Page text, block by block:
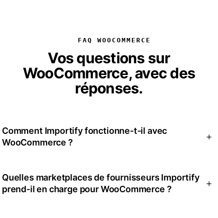
FAQ WOOCOMMERCE
Vos questions sur
WooCommerce, avec des
réponses.
Comment Importify fonctionne-t-il avec
WooCommerce ?
connectez votre compte, puis utilisez l'extension de
navigateur sur les sites fournisseurs pris en charge.
Quelles marketplaces de fournisseurs Importify
prend-il en charge pour WooCommerce ?